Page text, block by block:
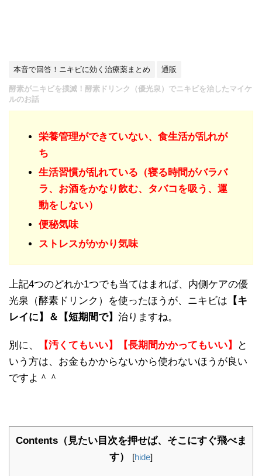
本音で回答！ニキビに効く治療薬まとめ 通販
酵素がニキビを撲滅！酵素ドリンク（優光泉）でニキビを治したマイケ
ルのお話
栄養管理ができていない、食生活が乱れが
ち
生活習慣が乱れている（寝る時間がバラバ
ラ、お酒をかなり飲む、タバコを吸う、運
動をしない）
便秘気味
ストレスがかかり気味
上記4つのどれか1つでも当てはまれば、内側ケアの優
光泉（酵素ドリンク）を使ったほうが、ニキビは 【キ
レイに】＆【短期間で】 治りますね。
別に、 【汚くてもいい】【長期間かかってもいい】
と
いう方は、お金もかからないから使わないほうが良い
ですよ＾＾
Contents（見たい目次を押せば、そこにすぐ飛べま
す）
[hide]